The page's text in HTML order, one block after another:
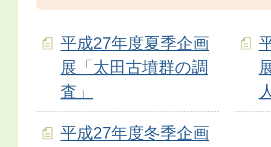
平成27年度夏季企画
展「太田古墳群の調
査」
平成27年度冬季企画